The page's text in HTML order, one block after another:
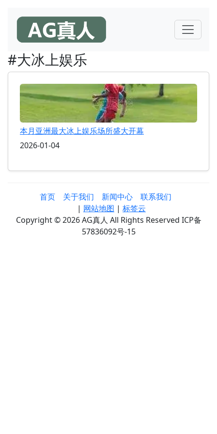
#大冰上娱乐
本月亚洲最大冰上娱乐场所盛大开幕
2026-01-04
首页 关于我们 新闻中心
联系我们
| 网站地图 | 标签云
Copyright © 2026 AG真人 All Rights Reserved ICP备
57836092号-15